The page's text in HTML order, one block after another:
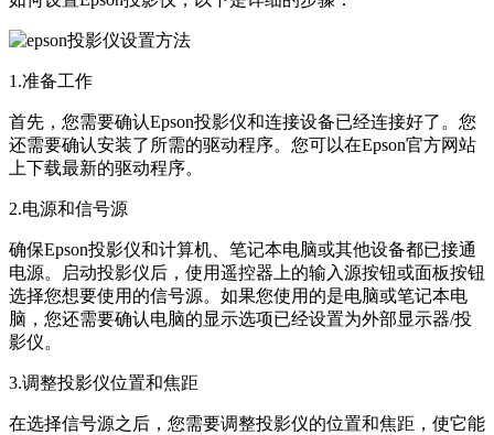
1.准备工作
首先，您需要确认Epson投影仪和连接设备已经连接好了。您
还需要确认安装了所需的驱动程序。您可以在Epson官方网站
上下载最新的驱动程序。
2.电源和信号源
确保Epson投影仪和计算机、笔记本电脑或其他设备都已接通
电源。启动投影仪后，使用遥控器上的输入源按钮或面板按钮
选择您想要使用的信号源。如果您使用的是电脑或笔记本电
脑，您还需要确认电脑的显示选项已经设置为外部显示器/投
影仪。
3.调整投影仪位置和焦距
在选择信号源之后，您需要调整投影仪的位置和焦距，使它能